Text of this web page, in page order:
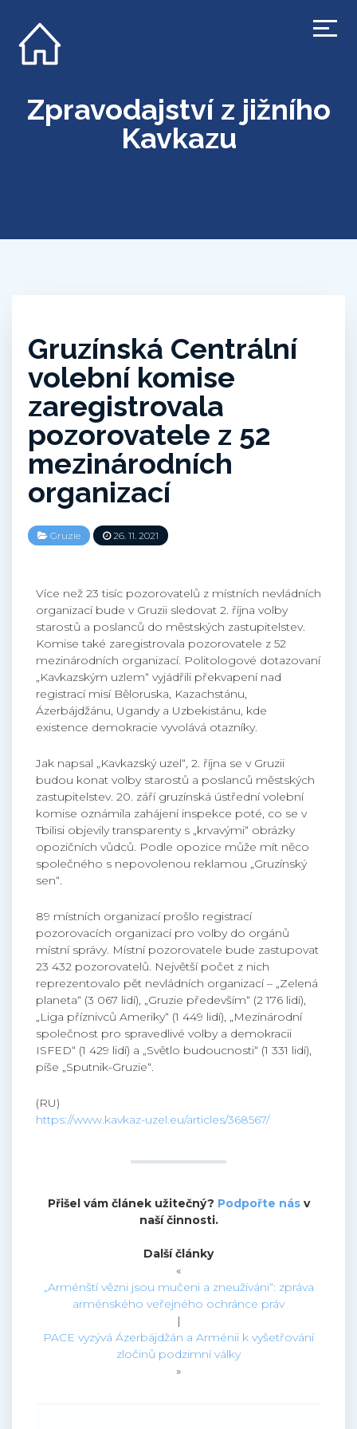
Zpravodajství z jižního
Kavkazu
Gruzínská Centrální
volební komise
zaregistrovala
pozorovatele z 52
mezinárodních
organizací
Gruzie 26. 11. 2021
Více než 23 tisíc pozorovatelů z místních nevládních
organizací bude v Gruzii sledovat 2. října volby
starostů a poslanců do městských zastupitelstev.
Komise také zaregistrovala pozorovatele z 52
mezinárodních organizací. Politologové dotazovaní
„Kavkazským uzlem“ vyjádřili překvapení nad
registrací misí Běloruska, Kazachstánu,
Ázerbájdžánu, Ugandy a Uzbekistánu, kde
existence demokracie vyvolává otazníky.
Jak napsal „Kavkazský uzel“, 2. října se v Gruzii
budou konat volby starostů a poslanců městských
zastupitelstev. 20. září gruzínská ústřední volební
komise oznámila zahájení inspekce poté, co se v
Tbilisi objevily transparenty s „krvavými“ obrázky
opozičních vůdců. Podle opozice může mít něco
společného s nepovolenou reklamou „Gruzínský
sen“.
89 místních organizací prošlo registrací
pozorovacích organizací pro volby do orgánů
místní správy. Místní pozorovatele bude zastupovat
23 432 pozorovatelů. Největší počet z nich
reprezentovalo pět nevládních organizací – „Zelená
planeta“ (3 067 lidí), „Gruzie především“ (2 176 lidí),
„Liga příznivců Ameriky“ (1 449 lidí), „Mezinárodní
společnost pro spravedlivé volby a demokracii
ISFED“ (1 429 lidí) a „Světlo budoucnosti“ (1 331 lidí),
píše „Sputnik-Gruzie“.
(RU)
https://www.kavkaz-uzel.eu/articles/368567/
Přišel vám článek užitečný? Podpořte násv
naší činnosti.
Další články
«
„Arménští vězni jsou mučeni a zneužíváni“: zpráva
arménského veřejného ochránce práv
|
PACE vyzývá Ázerbájdžán a Arménii k vyšetřování
zločinů podzimní války
»